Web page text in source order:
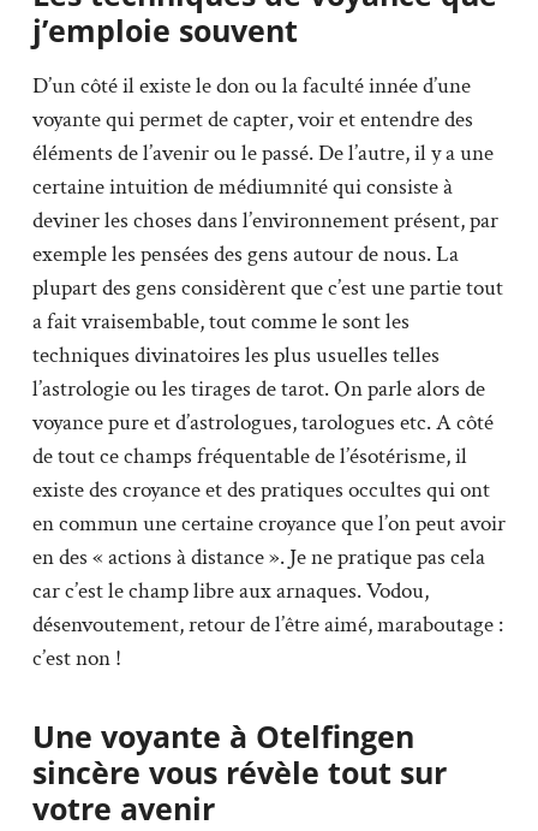
j’emploie souvent
D’un côté il existe le don ou la faculté innée d’une
voyante qui permet de capter, voir et entendre des
éléments de l’avenir ou le passé. De l’autre, il y a une
certaine intuition de médiumnité qui consiste à
deviner les choses dans l’environnement présent, par
exemple les pensées des gens autour de nous. La
plupart des gens considèrent que c’est une partie tout
a fait vraisembable, tout comme le sont les
techniques divinatoires les plus usuelles telles
l’astrologie ou les tirages de tarot. On parle alors de
voyance pure et d’astrologues, tarologues etc. A côté
de tout ce champs fréquentable de l’ésotérisme, il
existe des croyance et des pratiques occultes qui ont
en commun une certaine croyance que l’on peut avoir
en des « actions à distance ». Je ne pratique pas cela
car c’est le champ libre aux arnaques. Vodou,
désenvoutement, retour de l’être aimé, maraboutage :
c’est non !
Une voyante à Otelfingen
sincère vous révèle tout sur
votre avenir